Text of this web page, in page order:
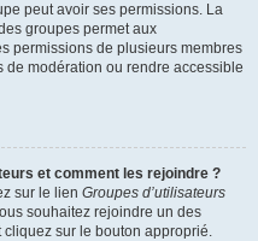
peut avoir ses permissions. La
groupes permet aux
permissions de plusieurs membres
de modération ou rendre accessible
et comment les rejoindre ?
sur le lien Groupes d’utilisateurs
souhaitez rejoindre un des
sur le bouton approprié.